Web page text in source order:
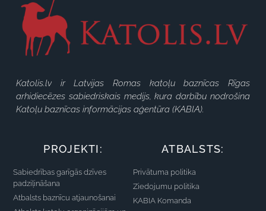
Katolis.lv ir Latvijas Romas katoļu baznīcas Rīgas
arhidiecēzes sabiedriskais medijs, kura darbību nodrošina
Katoļu baznīcas informācijas aģentūra (KABIA).
PROJEKTI:
Sabiedrības garīgās dzīves
padziļināšana
Atbalsts baznīcu atjaunošanai
ATBALSTS:
Privātuma politika
Ziedojumu politika
KABIA Komanda